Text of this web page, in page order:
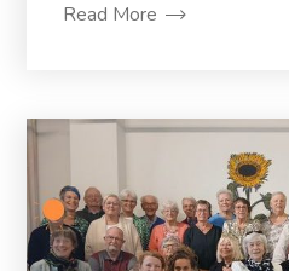
Read More